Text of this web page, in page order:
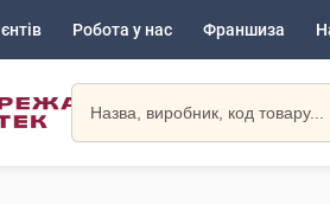
Робота у нас Франшиза